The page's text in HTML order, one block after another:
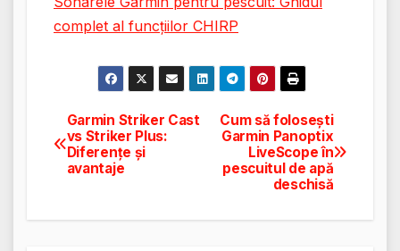
complet al funcțiilor CHIRP
Navigare
în
Cum să folosești
Garmin Panoptix
LiveScope în
pescuitul de apă
deschisă
Garmin Striker Cast
vs Striker Plus:
Diferențe și
avantaje